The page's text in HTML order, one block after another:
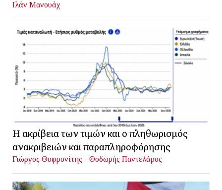
Ιλάν Μανουάχ
Η ακρίβεια των τιμών και ο πληθωρισμός
ανακριβειών και παραπληροφόρησης
Γιώργος Θυφρονίτης - Θοδωρής Παντελάρος